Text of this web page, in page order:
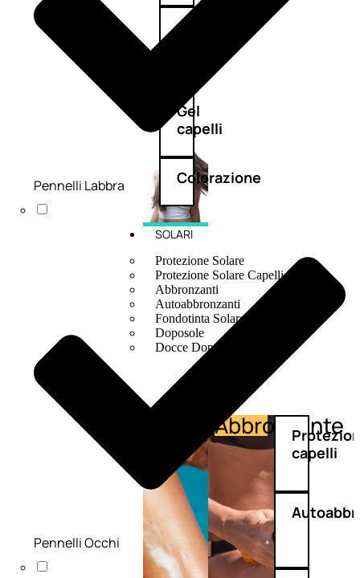
Cera
Gel
capelli
Colorazione
SOLARI
Protezione Solare
Protezione Solare Capelli
Abbronzanti
Autoabbronzanti
Fondotinta Solare
Doposole
Docce Doposole
Protezione
Abbronzante
capelli
Pennelli Labbra
Pennelli Occhi